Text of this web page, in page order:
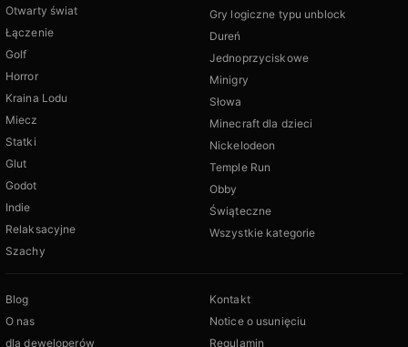
Otwarty świat
Łączenie
Golf
Horror
Kraina Lodu
Miecz
Statki
Glut
Godot
Indie
Relaksacyjne
Szachy
Gry logiczne typu unblock
Dureń
Jednoprzyciskowe
Minigry
Słowa
Minecraft dla dzieci
Nickelodeon
Temple Run
Obby
Świąteczne
Wszystkie kategorie
Blog
O nas
dla deweloperów
Kontakt
Notice o usunięciu
Regulamin